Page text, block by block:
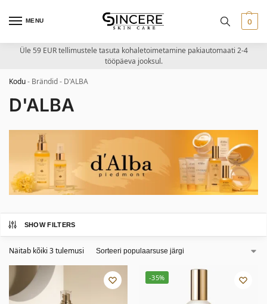
MENU 0
Üle 59 EUR tellimustele tasuta kohaletoimetamine pakiautomaati 2-4
tööpäeva jooksul.
Kodu- Brändid- D'ALBA
D'ALBA
SHOW FILTERS
Näitab kõiki 3 tulemusi
-35%